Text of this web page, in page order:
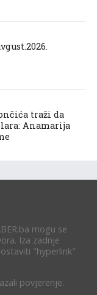
traži da
Anamarija
mogu se
Iza zadnje
"hyperlink"
povjerenje.